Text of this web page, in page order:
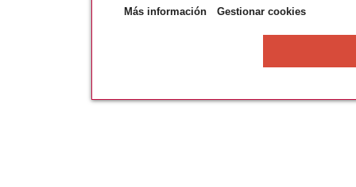
Más información Gestionar cookies